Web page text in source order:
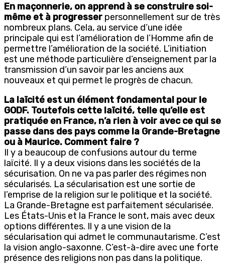
En maçonnerie, on apprend à se construire soi-
même et à progresser personnellement sur de très
nombreux plans. Cela, au service d’une idée
principale qui est l’amélioration de l’Homme afin de
permettre l’amélioration de la société. L’initiation
est une méthode particulière d’enseignement par la
transmission d’un savoir par les anciens aux
nouveaux et qui permet le progrès de chacun.
La laïcité est un élément fondamental pour le
GODF. Toutefois cette laïcité, telle qu’elle est
pratiquée en France, n’a rien à voir avec ce qui se
passe dans des pays comme la Grande-Bretagne
ou à Maurice. Comment faire ?
Il y a beaucoup de confusions autour du terme
laïcité. Il y a deux visions dans les sociétés de la
sécurisation. On ne va pas parler des régimes non
sécularisés. La sécularisation est une sortie de
l’emprise de la religion sur le politique et la société.
La Grande-Bretagne est parfaitement sécularisée.
Les États-Unis et la France le sont, mais avec deux
options différentes. Il y a une vision de la
sécularisation qui admet le communautarisme. C’est
la vision anglo-saxonne. C’est-à-dire avec une forte
présence des religions non pas dans la politique.